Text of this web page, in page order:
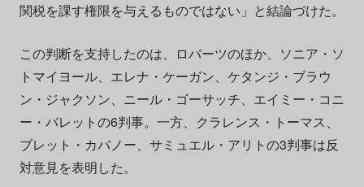
関税を課す権限を与えるものではない」と結論づけた。
この判断を支持したのは、ロバーツのほか、ソニア・ソ
トマイヨール、エレナ・ケーガン、ケタンジ・ブラウ
ン・ジャクソン、ニール・ゴーサッチ、エイミー・コニ
ー・バレットの6判事。一方、クラレンス・トーマス、
ブレット・カバノー、サミュエル・アリトの3判事は反
対意見を表明した。